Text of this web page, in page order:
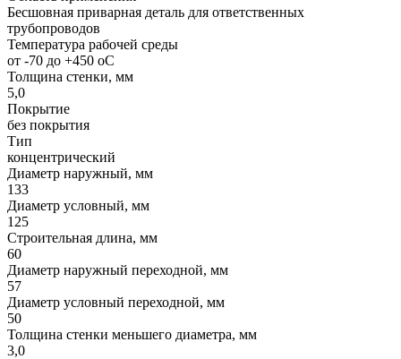
Бесшовная приварная деталь для ответственных
трубопроводов
Температура рабочей среды
от -70 до +450 oC
Толщина стенки, мм
5,0
Покрытие
без покрытия
Тип
концентрический
Диаметр наружный, мм
133
Диаметр условный, мм
125
Строительная длина, мм
60
Диаметр наружный переходной, мм
57
Диаметр условный переходной, мм
50
Толщина стенки меньшего диаметра, мм
3,0